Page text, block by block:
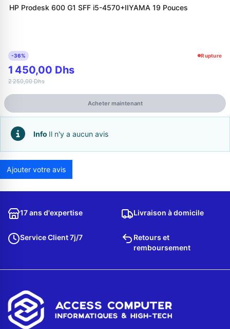
Appelez-nous au
06 37 08 07 06
Contactez-nous
Envoyer un message
HP Prodesk 600 G1 SFF i5-4570+IIYAMA 19 Pouces
-36% Rupture
1 450,00 Dhs
2 250,00 Dhs
Acheter maintenant
Info Il n'y a aucun avis
Ajouter votre avis
17 ans d'expertise Livraison à domicile
Service Client 7j/7
Retours et
remboursement